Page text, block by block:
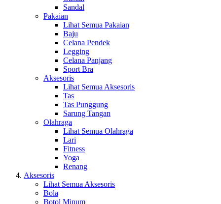
Sandal
Pakaian
Lihat Semua Pakaian
Baju
Celana Pendek
Legging
Celana Panjang
Sport Bra
Aksesoris
Lihat Semua Aksesoris
Tas
Tas Punggung
Sarung Tangan
Olahraga
Lihat Semua Olahraga
Lari
Fitness
Yoga
Renang
Aksesoris
Lihat Semua Aksesoris
Bola
Botol Minum